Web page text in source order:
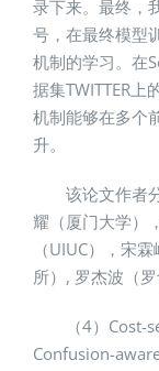
录下来。最终，
号，在最终模型
机制的学习。在
据集TWITTER上
机制能够在多个
升。
该论文作者
耀（厦门大学）
（UIUC），宋
所）, 罗杰波（罗
（4）
Confusion-